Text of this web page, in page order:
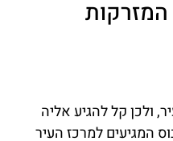
ולכן קל להגיע אליה
המגיעים למרכז העיר